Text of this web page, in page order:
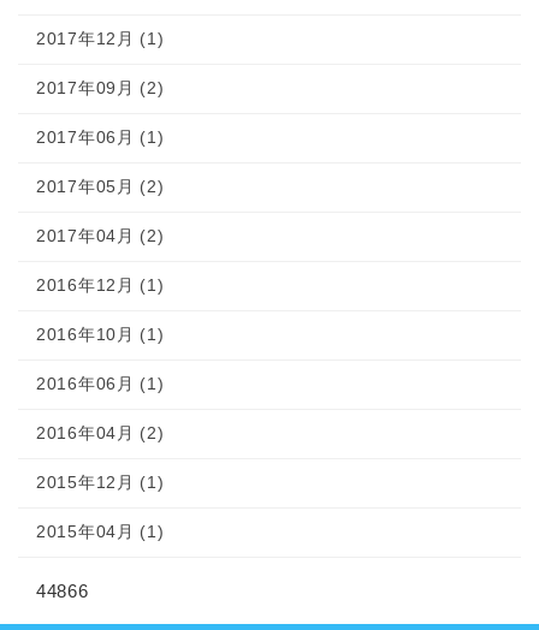
2017年12月 (1)
2017年09月 (2)
2017年06月 (1)
2017年05月 (2)
2017年04月 (2)
2016年12月 (1)
2016年10月 (1)
2016年06月 (1)
2016年04月 (2)
2015年12月 (1)
2015年04月 (1)
44866